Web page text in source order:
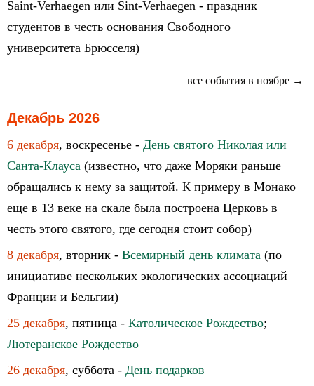
Saint-Verhaegen или Sint-Verhaegen - праздник
студентов в честь основания Свободного
университета Брюсселя)
все события в ноябре →
Декабрь 2026
6 декабря, воскресенье - День святого Николая или
Санта-Клауса (известно, что даже Моряки раньше
обращались к нему за защитой. К примеру в Монако
еще в 13 веке на скале была построена Церковь в
честь этого святого, где сегодня стоит собор)
8 декабря, вторник - Всемирный день климата (по
инициативе нескольких экологических ассоциаций
Франции и Бельгии)
25 декабря, пятница - Католическое Рождество;
Лютеранское Рождество
26 декабря, суббота - День подарков